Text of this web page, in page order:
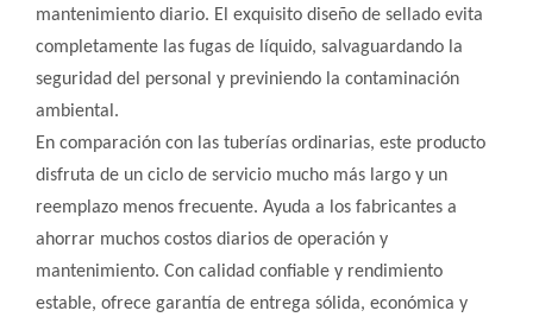
mantenimiento diario. El exquisito diseño de sellado evita
completamente las fugas de líquido, salvaguardando la
seguridad del personal y previniendo la contaminación
ambiental.
En comparación con las tuberías ordinarias, este producto
disfruta de un ciclo de servicio mucho más largo y un
reemplazo menos frecuente. Ayuda a los fabricantes a
ahorrar muchos costos diarios de operación y
mantenimiento. Con calidad confiable y rendimiento
estable, ofrece garantía de entrega sólida, económica y